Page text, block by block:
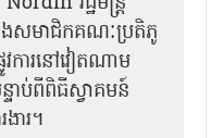
ងសមាជិកគណៈប្រតិភូ
ការនៅវៀតណាម
ាប់ពីពិធីស្វាគមន៍
ារ​។